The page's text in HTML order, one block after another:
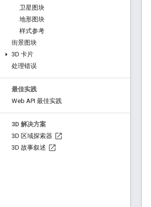
卫星图块
地形图块
样式参考
街景图块
3D 卡片
处理错误
最佳实践
Web API 最佳实践
3D 解决方案
3D 区域探索器
3D 故事叙述